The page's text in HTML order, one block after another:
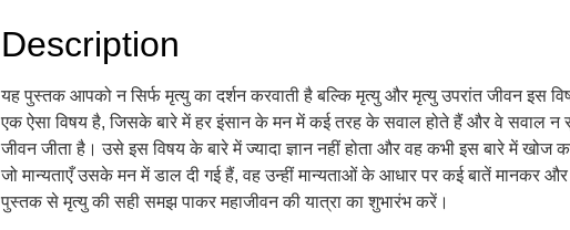
Description
यह पुस्तक आपको न सिर्फ मृत्यु का दर्शन करवाती है बल्कि मृत्यु और मृत्यु उपरांत जीवन इस
एक ऐसा विषय है, जिसके बारे में हर इंसान के मन में कई तरह के सवाल होते हैं और वे सवाल
जीवन जीता है। उसे इस विषय के बारे में ज्यादा ज्ञान नहीं होता और वह कभी इस बारे में
जो मान्यताएँ उसके मन में डाल दी गई हैं, वह उन्हीं मान्यताओं के आधार पर कई बातें मानकर
पुस्तक से मृत्यु की सही समझ पाकर महाजीवन की यात्रा का शुभारंभ करें।